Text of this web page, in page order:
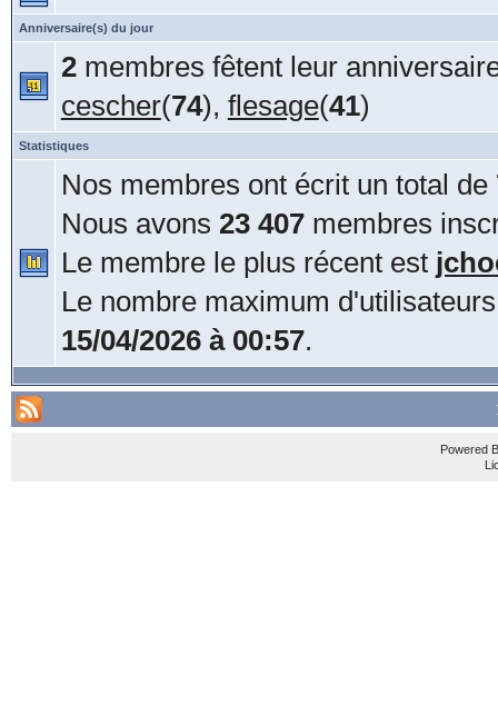
Anniversaire(s) du jour
2membres fêtent leur
cescher(74), flesage(41)
Statistiques
Nos membres ont écrit un total de
Nous avons 23 407membres
Le membre le plus récent est
Le nombre maximum
15/04/2026 à 00:57.
Powered